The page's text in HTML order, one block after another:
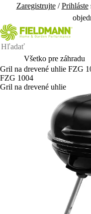
Zaregistrujte/Prihláste
Všetko pre záhradu
Gril na drevené uhlie FZG
FZG 1004
Gril na drevené uhlie